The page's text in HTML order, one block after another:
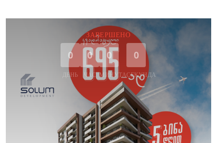
ЗАВЕРШЕНО
0
ДЕНЬ
0
ЧАС
0
МИНУТА
0
СЕКУНДА